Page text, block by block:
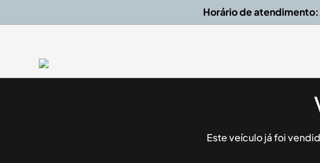
Horário de atendimento:
Este veículo já foi